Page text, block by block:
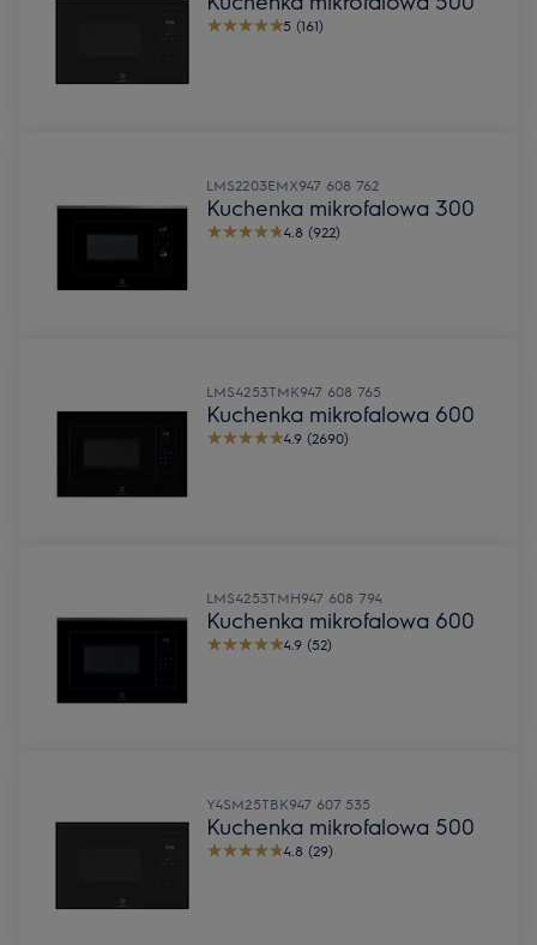
5 (161)
LMS2203EMX947 608 762
Kuchenka mikrofalowa 300
4.8 (922)
LMS4253TMK947 608 765
Kuchenka mikrofalowa 600
4.9 (2690)
LMS4253TMH947 608 794
Kuchenka mikrofalowa 600
4.9 (52)
Y4SM25TBK947 607 535
Kuchenka mikrofalowa 500
4.8 (29)